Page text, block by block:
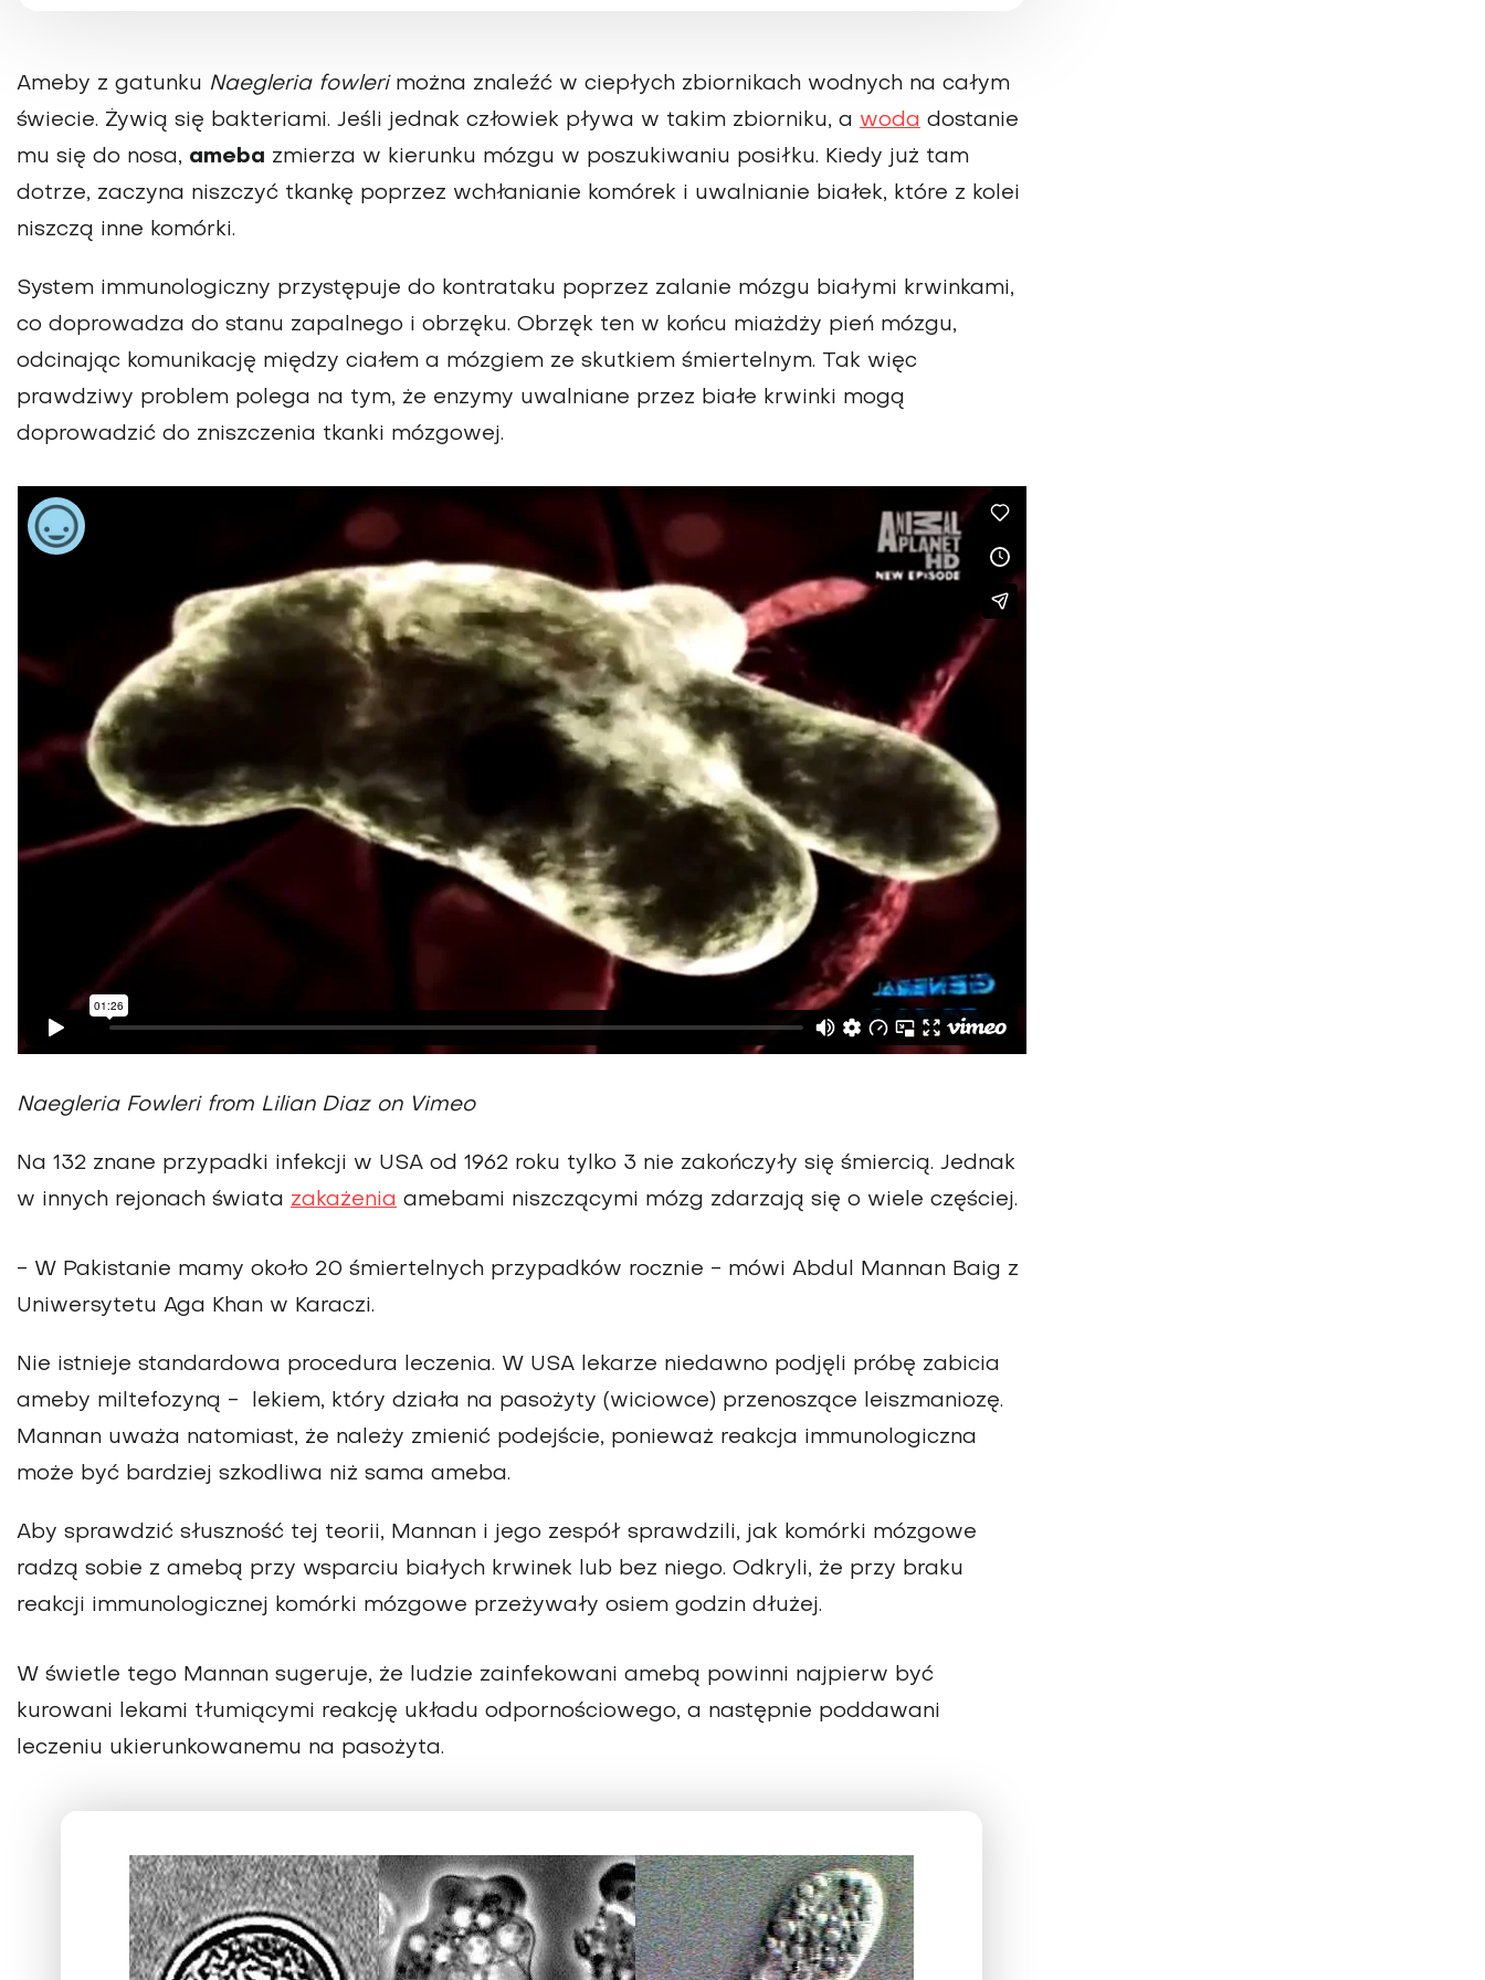
Ameby z gatunku Naegleria fowlerimożna znaleźć w ciepłych zbiornikach wodnych na całym
świecie. Żywią się bakteriami. Jeśli jednak człowiek pływa w takim zbiorniku, a woda dostanie
mu się do nosa, ameba zmierza w kierunku mózgu w poszukiwaniu posiłku. Kiedy już tam
dotrze, zaczyna niszczyć tkankę poprzez wchłanianie komórek i uwalnianie białek, które z kolei
niszczą inne komórki.
System immunologiczny przystępuje do kontrataku poprzez zalanie mózgu białymi krwinkami,
co doprowadza do stanu zapalnego i obrzęku. Obrzęk ten w końcu miażdży pień mózgu,
odcinając komunikację między ciałem a mózgiem ze skutkiem śmiertelnym. Tak więc
prawdziwy problem polega na tym, że enzymy uwalniane przez białe krwinki mogą
doprowadzić do zniszczenia tkanki mózgowej.
Naegleria Fowleri from Lilian Diaz on Vimeo
Na 132 znane przypadki infekcji w USA od 1962 roku tylko 3 nie zakończyły się śmiercią. Jednak
w innych rejonach świata zakażenia amebami niszczącymi mózg zdarzają się o wiele częściej.
- W Pakistanie mamy około 20 śmiertelnych przypadków rocznie - mówi Abdul Mannan Baig z
Uniwersytetu Aga Khan w Karaczi.
Nie istnieje standardowa procedura leczenia. W USA lekarze niedawno podjęli próbę zabicia
ameby miltefozyną - lekiem, który działa na pasożyty (wiciowce) przenoszące leiszmaniozę.
Mannan uważa natomiast, że należy zmienić podejście, ponieważ reakcja immunologiczna
może być bardziej szkodliwa niż sama ameba.
Aby sprawdzić słuszność tej teorii, Mannan i jego zespół sprawdzili, jak komórki mózgowe
radzą sobie z amebą przy wsparciu białych krwinek lub bez niego. Odkryli, że przy braku
reakcji immunologicznej komórki mózgowe przeżywały osiem godzin dłużej.
W świetle tego Mannan sugeruje, że ludzie zainfekowani amebą powinni najpierw być
kurowani lekami tłumiącymi reakcję układu odpornościowego, a następnie poddawani
leczeniu ukierunkowanemu na pasożyta.